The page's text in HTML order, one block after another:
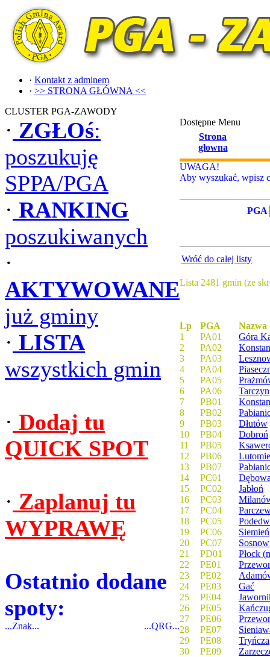
· Kontakt z adminem
· >> STRONA GŁÓWNA <<
CLUSTER PGA-ZAWODY
· ZGŁOś:
poszukuję
SPPA/PGA
· RANKING
poszukiwanych
·
AKTYWOWANE
już gminy
· LISTA
wszystkich gmin
· Dodaj tu
QUICK SPOT
· Zaplanuj tu
WYPRAWĘ
Ostatnio dodane
spoty:
...Znak... ...QRG...
Dostępne Menu
Strona
głowna
UWAGA!
Aby wyszukać, wpisz
PGA
Wróć do całej listy
Lista 2481 gmin (ze
Lp PGA
Nazwa
1
PA01
Góra
2
PA02
3
PA03
4
PA04
5
PA05
6
PA06
Tarczyn
7
PB01
8
PB02
9
PB03
Dłutów
10
PB04
Dobroń
11
PB05
12
PB06
13
PB07
14
PC01
15
PC02
Jabłoń
16
PC03
17
PC04
18
PC05
19
PC06
Siemień
20
PC07
21
PD01
Płock
22
PE01
23
PE02
24
PE03
Gać
25
PE04
26
PE05
27
PE06
28
PE07
29
PE08
Tryńcza
30
PE09